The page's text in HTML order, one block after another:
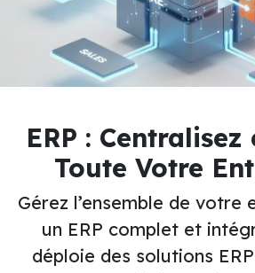
ERP :
Toute Votre
Gérez l’ensemble de votre
un ERP complet et
déploie des solutions